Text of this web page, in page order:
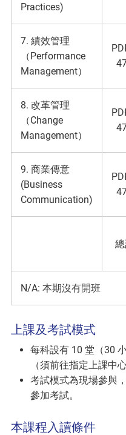
Practices)
7. 績效管理
（Performance
Management）
8. 改革管理
（Change
Management）
9. 商業傳意
(Business
Communication)
總
N/A: 本期沒有開班
上課及考試模式
每科設有 10 堂（30
（須前往指定上課中
考試模式為現場參與
參加考試。
本課程入讀條件